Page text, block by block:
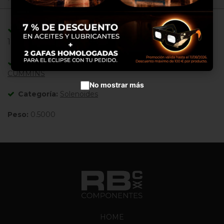
Adaptable/Compatible con Referencias:
1823723C91 ,
Adaptable/Compatible con Máquinas:
CUMMINS
Categoría: Solenoides
Peso: 0.5000
HOME
Aceptar cookies
No mostrar más